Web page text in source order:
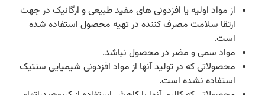
از مواد اولیه یا افزدونی های مفید طبیعی و ارگانیک در جهت
ارتقا سلامت مصرف کننده در تهیه محصول استفاده شده
است.
مواد سمی و مضر در محصول نباشد.
محصولاتی که در تولید آنها از مواد افزدونی شیمیایی سنتیک
استفاده نشده است.